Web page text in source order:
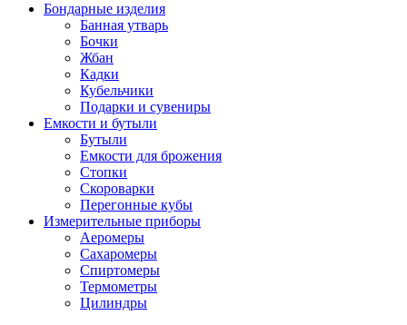
Бондарные изделия
Банная утварь
Бочки
Жбан
Кадки
Кубельчики
Подарки и сувениры
Емкости и бутыли
Бутыли
Емкости для брожения
Стопки
Скороварки
Перегонные кубы
Измерительные приборы
Аеромеры
Сахаромеры
Спиртомеры
Термометры
Цилиндры